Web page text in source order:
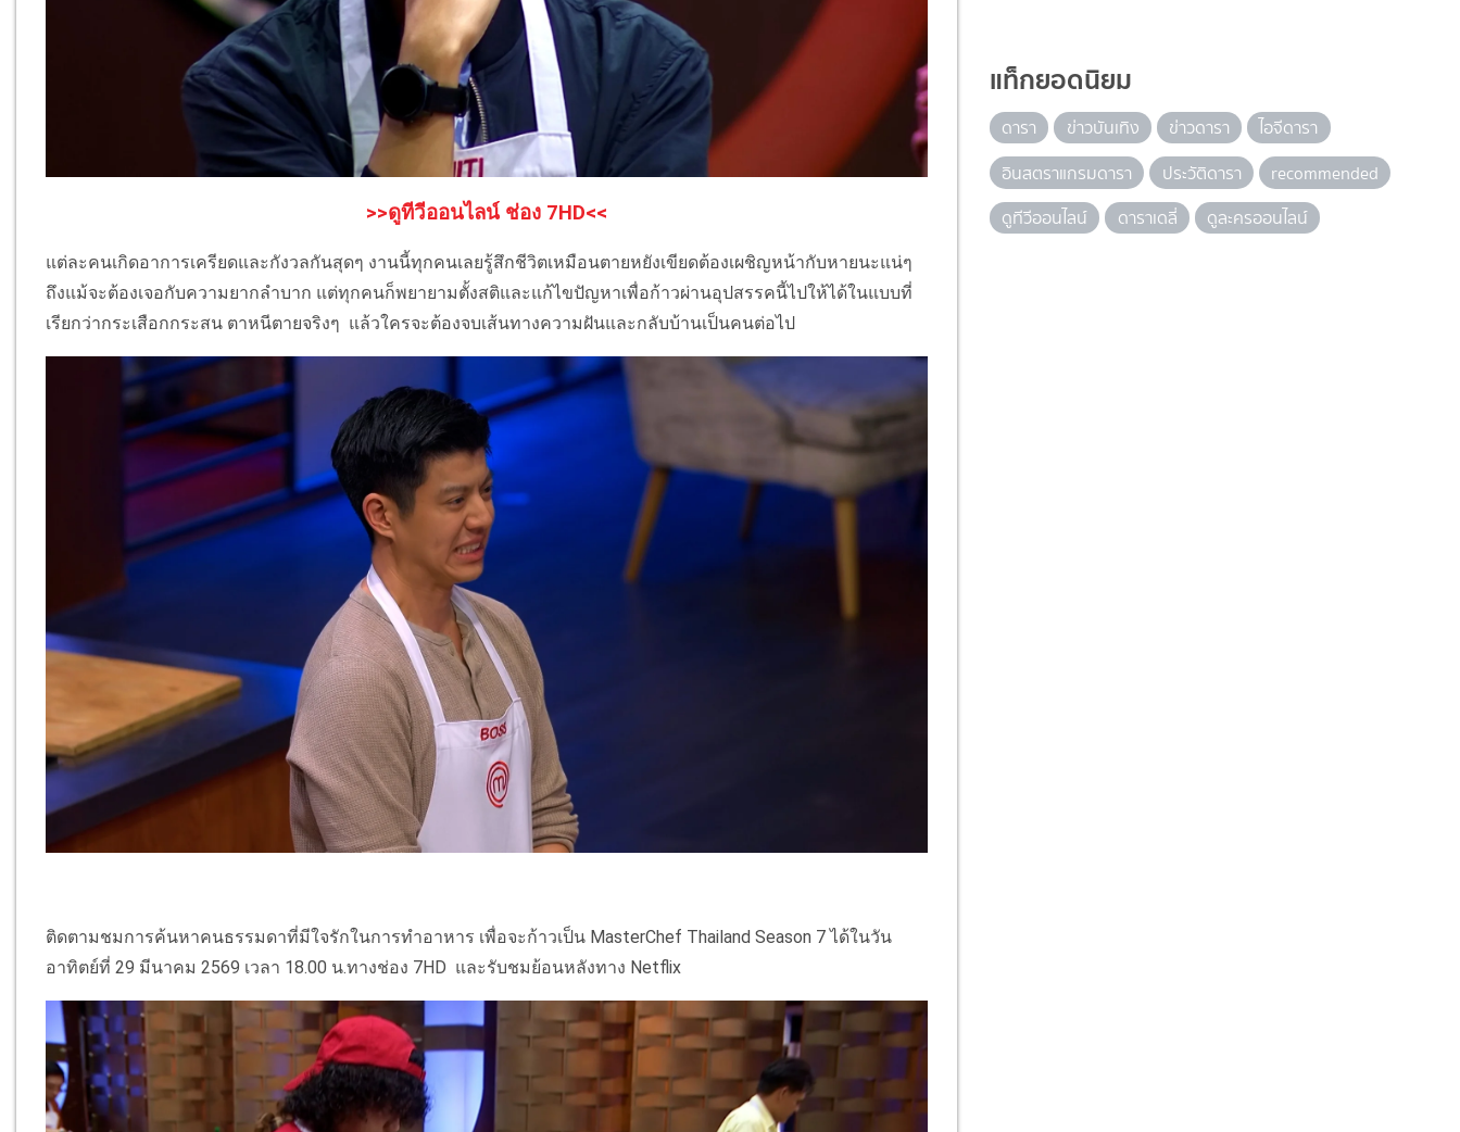
>>ดูทีวีออนไลน์ ช่อง 7HD<<
แต่ละคนเกิดอาการเครียดและกังวลกันสุดๆ งานนี้ทุกคนเลยรู้สึกชีวิตเหมือนตายหยังเขียดต้องเผชิญหน้ากับหายนะแน่ๆ
ถึงแม้จะต้องเจอกับความยากลำบาก แต่ทุกคนก็พยายามตั้งสติและแก้ไขปัญหาเพื่อก้าวผ่านอุปสรรคนี้ไปให้ได้ในแบบที่
เรียกว่ากระเสือกกระสน ตาหนีตายจริงๆ แล้วใครจะต้องจบเส้นทางความฝันและกลับบ้านเป็นคนต่อไป
ติดตามชมการค้นหาคนธรรมดาที่มีใจรักในการทำอาหาร เพื่อจะก้าวเป็น MasterChef Thailand Season 7 ได้ในวัน
อาทิตย์ที่ 29 มีนาคม 2569 เวลา 18.00 น.ทางช่อง 7HD และรับชมย้อนหลังทาง Netflix
แท็กยอดนิยม
ดารา ข่าวบันเทิง ข่าวดารา
ไอจีดารา
อินสตราแกรมดารา
ประวัติดารา
recommended
ดูทีวีออนไลน์
ดาราเดลี่ ดูละครออนไลน์